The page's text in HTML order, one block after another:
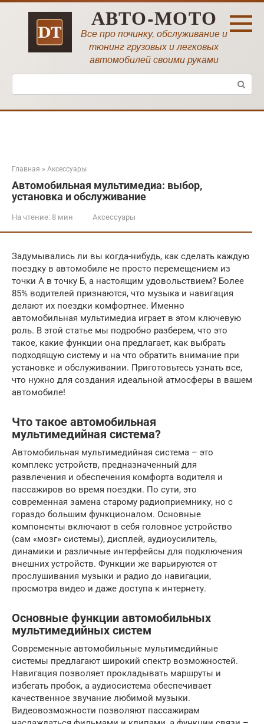
Перейти
АВТО-МОТО
Все про починку, обслуживание и
тюнинг грузовых и легковых
автомобилей своими руками
Поиск:
Главная » Аксессуары
Автомобильная мультимедиа: выбор,
установка и обслуживание
На чтение: 8 мин Аксессуары
Задумывались ли вы когда-нибудь, как сделать каждую
поездку в автомобиле не просто перемещением из
точки А в точку Б, а настоящим удовольствием? Более
85% водителей признаются, что музыка и навигация
делают их поездки комфортнее. Именно
автомобильная мультимедиа играет в этом ключевую
роль. В этой статье мы подробно разберем, что это
такое, какие функции она предлагает, как выбрать
подходящую систему и на что обратить внимание при
установке и обслуживании. Приготовьтесь узнать все,
что нужно для создания идеальной атмосферы в вашем
автомобиле!
Что такое автомобильная
мультимедийная система?
Автомобильная мультимедийная система – это
комплекс устройств, предназначенный для
развлечения и обеспечения комфорта водителя и
пассажиров во время поездки. По сути, это
современная замена старому радиоприемнику, но с
гораздо большим функционалом. Основные
компоненты включают в себя головное устройство
(сам «мозг» системы), дисплей, аудиоусилитель,
динамики и различные интерфейсы для подключения
внешних устройств. Функции же варьируются от
прослушивания музыки и радио до навигации,
просмотра видео и даже доступа к интернету.
Основные функции автомобильных
мультимедийных систем
Современные автомобильные мультимедийные
системы предлагают широкий спектр возможностей.
Навигация позволяет прокладывать маршруты и
избегать пробок, а аудиосистема обеспечивает
качественное звучание любимой музыки.
Видеовозможности позволяют пассажирам